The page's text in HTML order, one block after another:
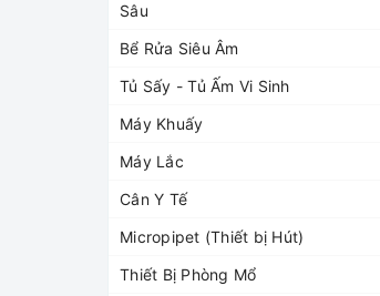
Sâu
Bể Rửa Siêu Âm
Tủ Sấy - Tủ Ấm Vi Sinh
Máy Khuấy
Máy Lắc
Cân Y Tế
Micropipet (Thiết bị Hút)
Thiết Bị Phòng Mổ